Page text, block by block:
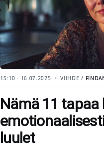
15:10 - 16.07.2025 VIIHDE /
Nämä 11
luulet